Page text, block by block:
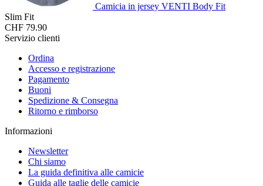
Camicia in jersey VENTI Body Fit
Slim Fit
CHF 79.90
Servizio clienti
Ordina
Accesso e registrazione
Pagamento
Buoni
Spedizione & Consegna
Ritorno e rimborso
Informazioni
Newsletter
Chi siamo
La guida definitiva alle camicie
Guida alle taglie delle camicie